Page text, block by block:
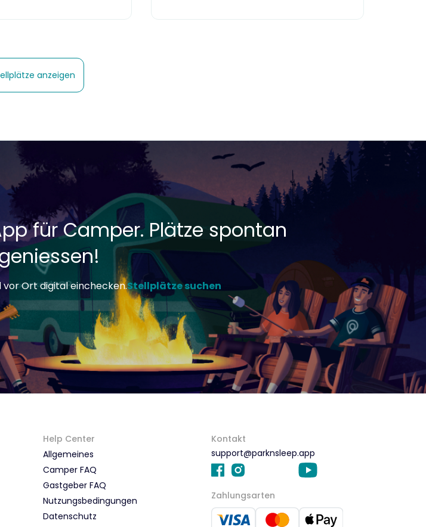
anzeigen
für Camper. Plätze spontan
Ort digital einchecken.Stellplätze suchen
Help Center
Allgemeines
Camper FAQ
Gastgeber FAQ
Nutzungsbedingungen
Datenschutz
Kontakt
support@parknsleep.app
Zahlungsarten